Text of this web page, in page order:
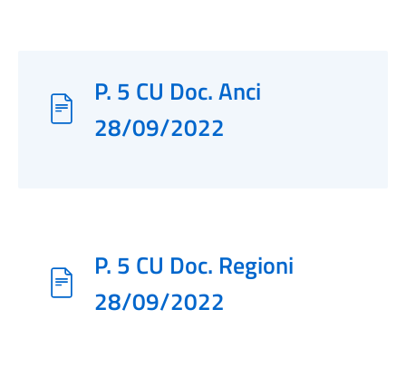
P. 5 CU Doc. Anci
28/09/2022
P. 5 CU Doc. Regioni
28/09/2022